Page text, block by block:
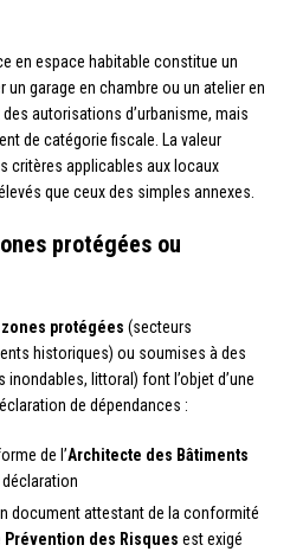
en espace habitable constitue un
garage en chambre ou un atelier en
autorisations d’urbanisme, mais
de catégorie fiscale. La valeur
critères applicables aux locaux
que ceux des simples annexes.
protégées ou
zones protégées (secteurs
historiques) ou soumises à des
inondables, littoral) font l’objet d’une
de dépendances :
de l’Architecte des Bâtiments
document attestant de la conformité
Prévention des Risques est exigé